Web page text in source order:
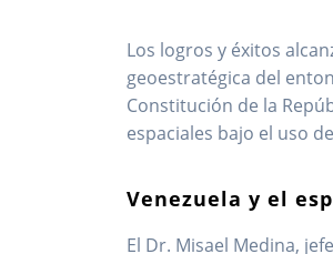
Los logros y éxitos
geoestratégica del
Constitución de la
espaciales bajo el uso
Venezuela y el
El Dr. Misael Medina,